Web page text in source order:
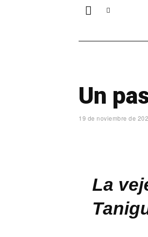
Un
19 de noviembre de
La